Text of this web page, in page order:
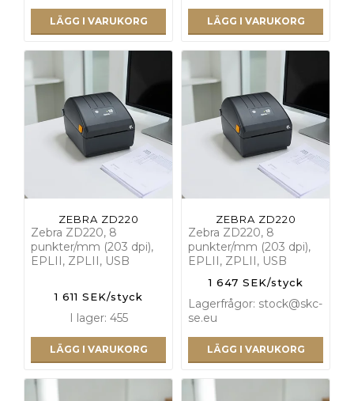
LÄGG I VARUKORG LÄGG I VARUKORG
ZEBRA ZD220
Zebra ZD220, 8
punkter/mm (203 dpi),
EPLII, ZPLII, USB
1 611 SEK/styck
I lager: 455
LÄGG I VARUKORG
ZEBRA ZD220
Zebra ZD220, 8
punkter/mm (203 dpi),
EPLII, ZPLII, USB
1 647 SEK/styck
Lagerfrågor: stock@skc-
se.eu
LÄGG I VARUKORG